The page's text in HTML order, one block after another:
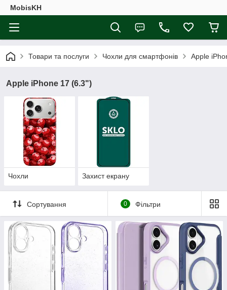
MobisKH
Товари та послуги Чохли для смартфонів Apple
Apple iPhone 17 (6.3")
Чохли Захист екрану
Сортування 0 Фільтри